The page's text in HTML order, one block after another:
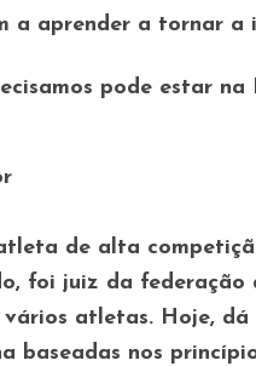
a aprender a tornar a
pode estar
de alta
foi juiz da federação
atletas. Hoje,
baseadas nos